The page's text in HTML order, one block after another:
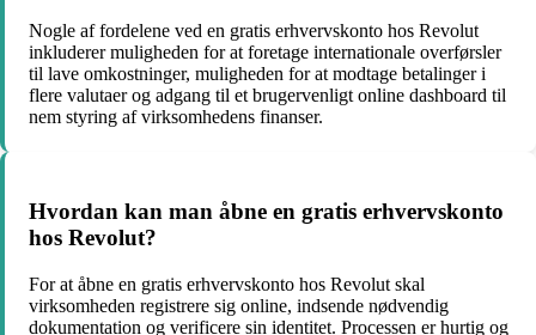
Nogle af fordelene ved en gratis erhvervskonto hos Revolut
inkluderer muligheden for at foretage internationale overførsler
til lave omkostninger, muligheden for at modtage betalinger i
flere valutaer og adgang til et brugervenligt online dashboard til
nem styring af virksomhedens finanser.
Hvordan kan man åbne en gratis erhvervskonto
hos Revolut?
For at åbne en gratis erhvervskonto hos Revolut skal
virksomheden registrere sig online, indsende nødvendig
dokumentation og verificere sin identitet. Processen er hurtig og